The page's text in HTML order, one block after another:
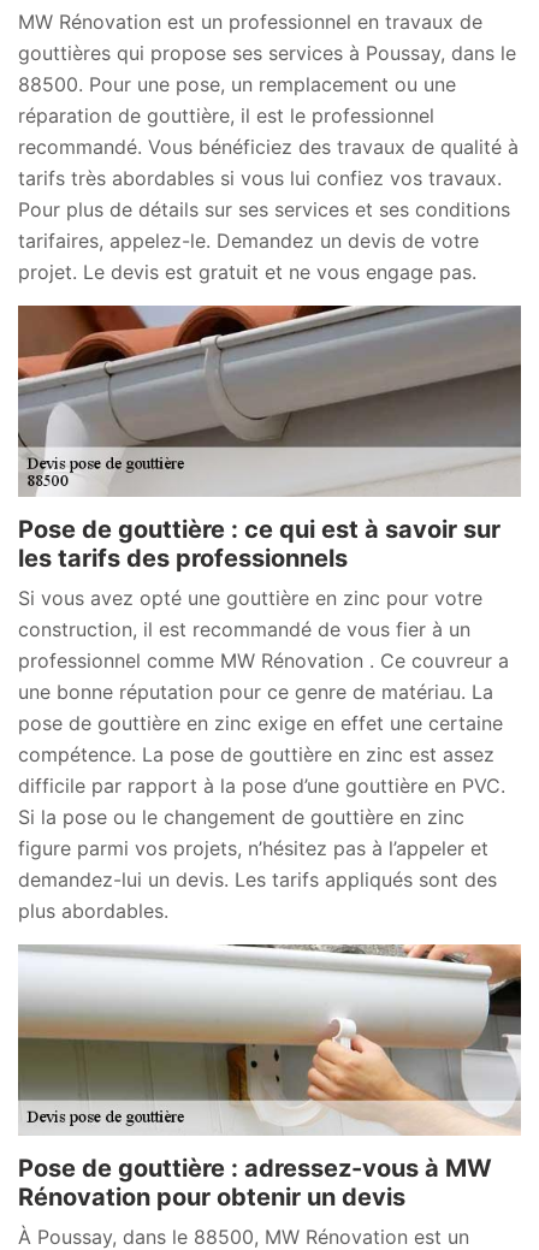
MW Rénovation est un professionnel en travaux de
gouttières qui propose ses services à Poussay, dans le
88500. Pour une pose, un remplacement ou une
réparation de gouttière, il est le professionnel
recommandé. Vous bénéficiez des travaux de qualité à
tarifs très abordables si vous lui confiez vos travaux.
Pour plus de détails sur ses services et ses conditions
tarifaires, appelez-le. Demandez un devis de votre
projet. Le devis est gratuit et ne vous engage pas.
Pose de gouttière : ce qui est à savoir sur
les tarifs des professionnels
Si vous avez opté une gouttière en zinc pour votre
construction, il est recommandé de vous fier à un
professionnel comme MW Rénovation . Ce couvreur a
une bonne réputation pour ce genre de matériau. La
pose de gouttière en zinc exige en effet une certaine
compétence. La pose de gouttière en zinc est assez
difficile par rapport à la pose d’une gouttière en PVC.
Si la pose ou le changement de gouttière en zinc
figure parmi vos projets, n’hésitez pas à l’appeler et
demandez-lui un devis. Les tarifs appliqués sont des
plus abordables.
Pose de gouttière : adressez-vous à MW
Rénovation pour obtenir un devis
À Poussay, dans le 88500, MW Rénovation est un